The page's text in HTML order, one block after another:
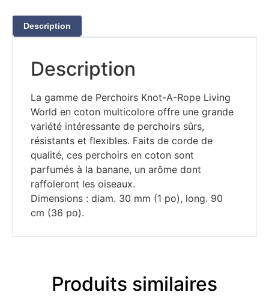
Description
Description
La gamme de Perchoirs Knot-A-Rope Living
World en coton multicolore offre une grande
variété intéressante de perchoirs sûrs,
résistants et flexibles. Faits de corde de
qualité, ces perchoirs en coton sont
parfumés à la banane, un arôme dont
raffoleront les oiseaux.
Dimensions : diam. 30 mm (1 po), long. 90
cm (36 po).
Produits similaires